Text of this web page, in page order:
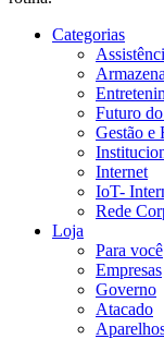
Categorias
Futuro
Gestão e
Internet
IoT-
Rede
Loja
Para você
Empresas
Governo
Atacado